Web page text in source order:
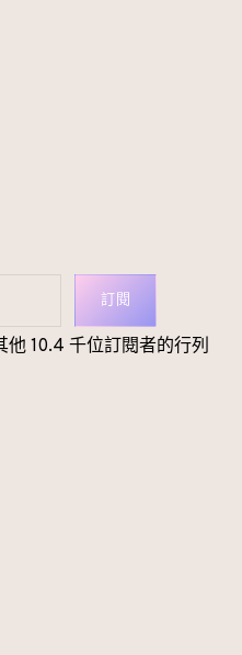
訂閱
他 10.4 千位訂閱者的行列